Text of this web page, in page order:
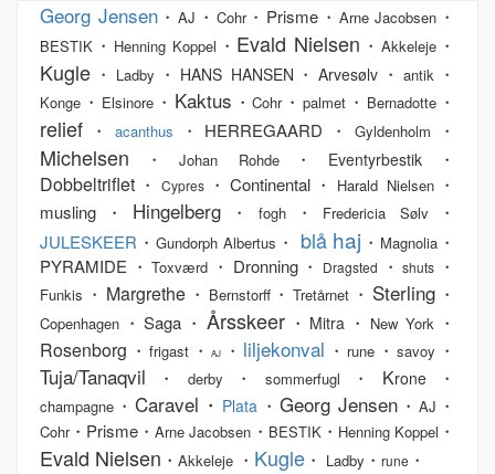
Georg Jensen・AJ ・ Cohr・Prisme・ Arne Jacobsen ・
BESTIK ・ Henning Koppel ・ Evald Nielsen ・Akkeleje ・
Kugle ・ Ladby ・ HANS HANSEN ・Arvesølv ・antik ・
Konge ・ Elsinore・ Kaktus ・Cohr・palmet ・ Bernadotte ・
relief ・ acanthus ・HERREGAARD・Gyldenholm ・
Michelsen ・ Johan Rohde・ Eventyrbestik ・
Dobbeltriflet ・ Cypres・Continental・ Harald Nielsen・
musling・ Hingelberg ・ fogh・ Fredericia Sølv・
JULESKEER ・ Gundorph Albertus ・ blå haj ・ Magnolia ・
PYRAMIDE・Toxværd ・Dronning・ Dragsted ・shuts ・
Funkis ・ Margrethe・ Bernstorff・Tretårnet ・ Sterling ・
Copenhagen ・Saga・ Årsskeer・ Mitra ・ New York ・
Rosenborg ・frigast ・AJ ・ liljekonval ・ rune ・savoy ・
Tuja/Tanaqvil ・ derby ・ sommerfugl ・ Krone・
champagne ・Caravel・ Plata ・ Georg Jensen・ AJ ・
Cohr・Prisme・Arne Jacobsen ・ BESTIK・ Henning Koppel ・
Evald Nielsen ・ Akkeleje ・ Kugle ・ Ladby ・ rune ・